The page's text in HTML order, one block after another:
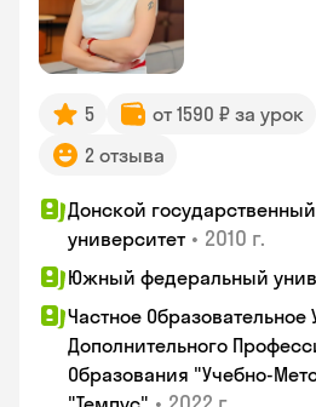
5 от 1590 ₽ за урок
2 отзыва
Донской
университет • 2010 г.
Южный федеральный
Частное
Дополнительного
Образования "Учебно-